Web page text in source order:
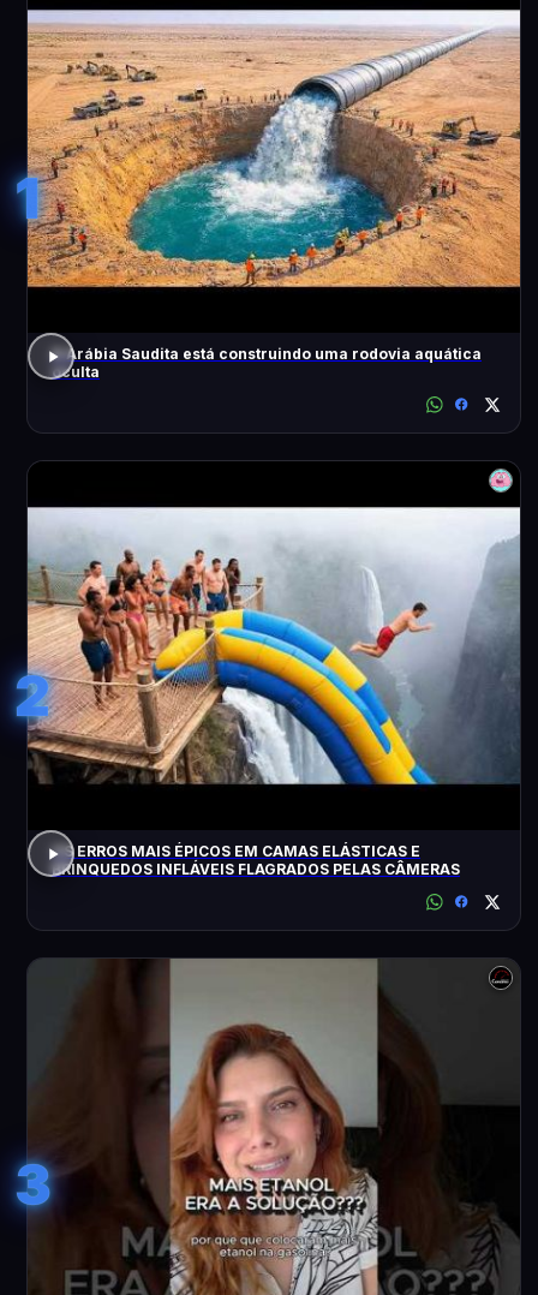
1
A Arábia Saudita está construindo uma rodovia aquática
oculta
2
OS ERROS MAIS ÉPICOS EM CAMAS ELÁSTICAS E
BRINQUEDOS INFLÁVEIS FLAGRADOS PELAS CÂMERAS
3